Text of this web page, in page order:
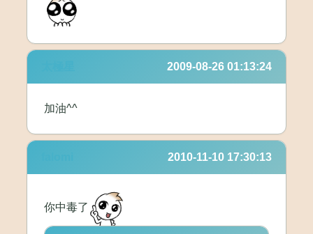
2009-08-26 01:13:24
加油^^
2010-11-10 17:30:13
你中毒了